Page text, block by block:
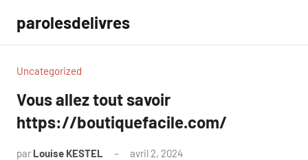
contenu
parolesdelivres
Uncategorized
Vous allez tout savoir
https://boutiquefacile.com/
par Louise KESTEL avril 2, 2024